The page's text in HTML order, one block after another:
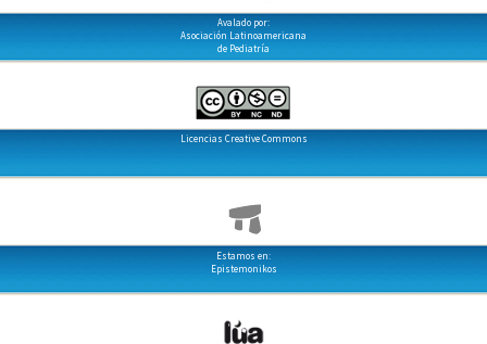
Avalado por:
Asociación Latinoamericana
de Pediatría
Licencias Creative Commons
Estamos en:
Epistemonikos